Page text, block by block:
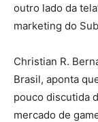
outro lado da
marketing do
Christian R.
Brasil, aponta
pouco discutida
mercado de